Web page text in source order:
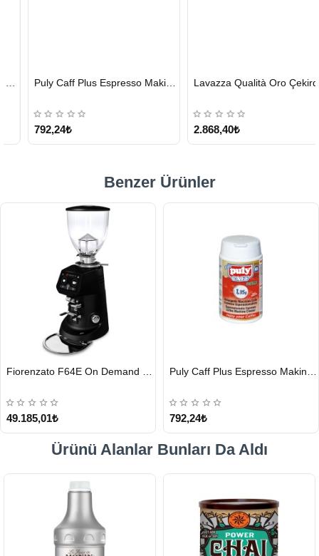
GÖNDERİ
Puly Caff Plus Espresso Makinesi Temizleyici Tablet 100 x 1.35 G
792,24₺
GÖNDERİ
Lavazza Qualità Oro Çekirdek Kahve 1 KG x 2
2.868,40₺
Benzer Ürünler
GÖNDERİ
49.185,01₺
GÖNDERİ
792,24₺
Ürünü Alanlar Bunları Da Aldı